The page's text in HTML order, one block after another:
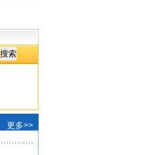
更多>>